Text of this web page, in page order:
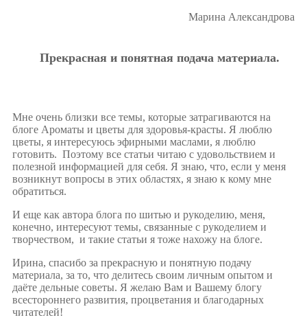
Марина Александрова
Прекрасная и понятная подача материала.
Мне очень близки все темы, которые затрагиваются на
блоге Ароматы и цветы для здоровья-красты. Я люблю
цветы, я интересуюсь эфирными маслами, я люблю
готовить. Поэтому все статьи читаю с удовольствием и
полезной информацией для себя. Я знаю, что, если у меня
возникнут вопросы в этих областях, я знаю к кому мне
обратиться.
И еще как автора блога по шитью и рукоделию, меня,
конечно, интересуют темы, связанные с рукоделием и
творчеством, и такие статьи я тоже нахожу на блоге.
Ирина, спасибо за прекрасную и понятную подачу
материала, за то, что делитесь своим личным опытом и
даёте дельные советы. Я желаю Вам и Вашему блогу
всестороннего развития, процветания и благодарных
читателей!